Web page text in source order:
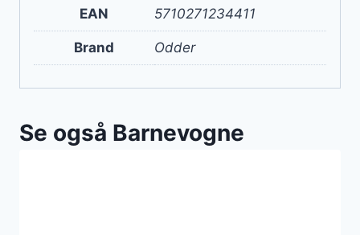
EAN 5710271234411
Brand Odder
Se også Barnevogne